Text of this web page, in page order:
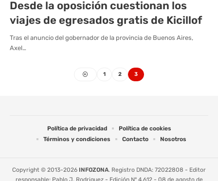
Desde la oposición cuestionan los
viajes de egresados gratis de Kicillof
Tras el anuncio del gobernador de la provincia de Buenos Aires,
Axel…
1 2 3
Política de privacidad
Política de cookies
Términos y condiciones
Contacto Nosotros
Copyright © 2013-2026 INFOZONA. Registro DNDA: 72022808 - Editor
responsable: Pablo J. Rodriguez - Edición Nº 4.612 - 08 de agosto de